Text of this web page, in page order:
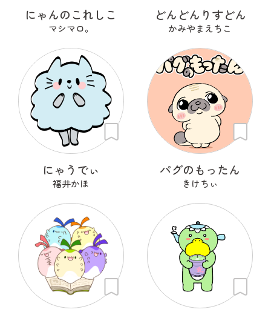
にゃんのこれしこ
マシマロ。
どんどんりすどん
かみやまえちこ
にゃうでぃ
福井かほ
パグのもったん
きけちぃ